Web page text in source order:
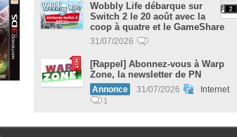
Wobbly Life débarque sur
Switch 2 le 20 août avec la
coop à quatre et le GameShare
31/07/2026
[Rappel] Abonnez-vous à Warp
Zone, la newsletter de PN
Annonce 31/07/2026 Internet
1